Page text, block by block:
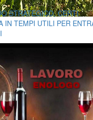
STRATEGICO, CERTI
IN TEMPI UTILI PER